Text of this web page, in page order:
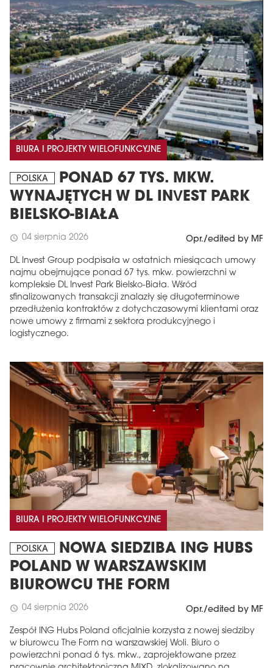
BIURA I PROJEKTY WIELOFUNKCYJNE
POLSKA
PONAD 67 TYS. MKW.
WYNAJĘTYCH W DL INVEST PARK
BIELSKO-BIAŁA
schedule 04 sierpnia 2026 Opr./edited by MF
DL Invest Group podpisała w ostatnich miesiącach umowy
najmu obejmujące ponad 67 tys. mkw. powierzchni w
kompleksie DL Invest Park Bielsko-Biała. Wśród
sfinalizowanych transakcji znalazły się długoterminowe
przedłużenia kontraktów z dotychczasowymi klientami oraz
nowe umowy z firmami z sektora produkcyjnego i
logistycznego.
BIURA I PROJEKTY WIELOFUNKCYJNE
POLSKA
NOWA SIEDZIBA ING HUBS
POLAND W WARSZAWSKIM
BIUROWCU THE FORM
schedule 04 sierpnia 2026 Opr./edited by MF
Zespół ING Hubs Poland oficjalnie korzysta z nowej siedziby
w biurowcu The Form na warszawskiej Woli. Biuro o
powierzchni ponad 6 tys. mkw., zaprojektowane przez